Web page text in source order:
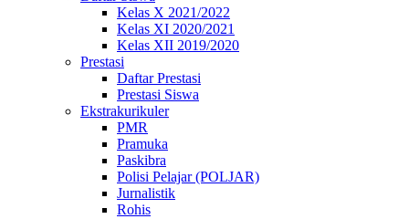
Kelas X 2021/2022
Kelas XI 2020/2021
Kelas XII 2019/2020
Prestasi
Daftar Prestasi
Prestasi Siswa
Ekstrakurikuler
PMR
Pramuka
Paskibra
Polisi Pelajar (POLJAR)
Jurnalistik
Rohis